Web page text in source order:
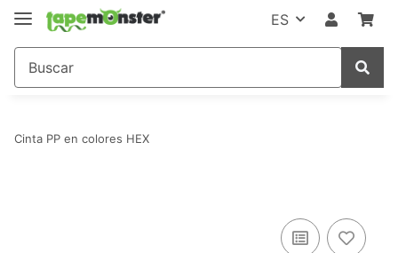
ES
Cinta PP en colores HEX